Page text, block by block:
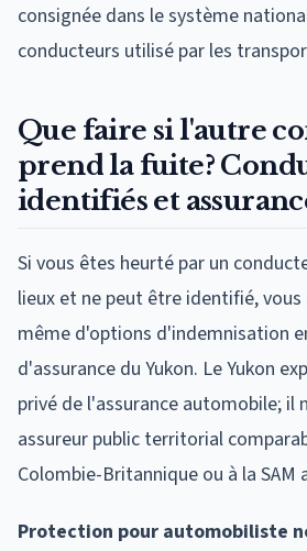
consignée dans le système
conducteurs utilisé par les
Que faire si l'autre
prend la fuite?
identifiés et
Si vous êtes heurté par un
lieux et ne peut être identifié,
même d'options d'indemnisation
d'assurance du Yukon. Le Yukon
privé de l'assurance automobile; il
assureur public territorial
Colombie-Britannique ou à la SAM
Protection pour automobiliste